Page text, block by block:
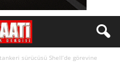
sürücüsü Shell’de görevine